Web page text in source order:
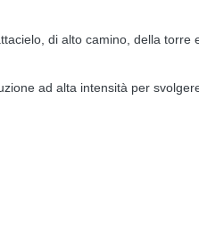
di alto camino, della
ad alta intensità per